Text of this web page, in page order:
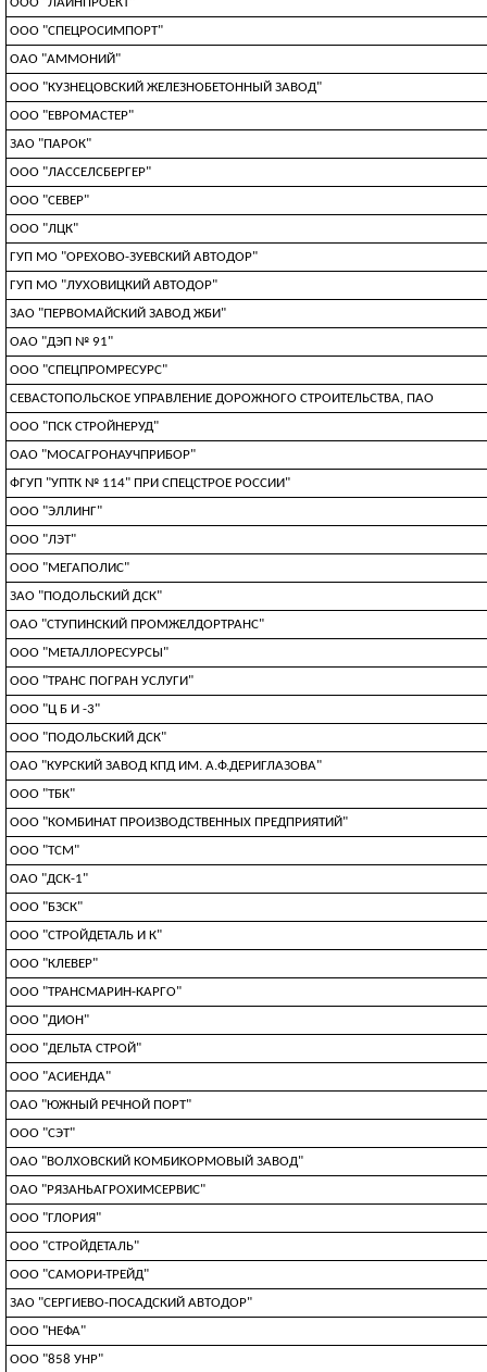
ООО "СПЕЦРОСИМПОРТ"
ОАО "АММОНИЙ"
ООО "КУЗНЕЦОВСКИЙ ЖЕЛЕЗНОБЕТОННЫЙ ЗАВОД"
ООО "ЕВРОМАСТЕР"
ЗАО "ПАРОК"
ООО "ЛАССЕЛСБЕРГЕР"
ООО "СЕВЕР"
ООО "ЛЦК"
ГУП МО "ОРЕХОВО-ЗУЕВСКИЙ АВТОДОР"
ГУП МО "ЛУХОВИЦКИЙ АВТОДОР"
ЗАО "ПЕРВОМАЙСКИЙ ЗАВОД ЖБИ"
ОАО "ДЭП № 91"
ООО "СПЕЦПРОМРЕСУРС"
СЕВАСТОПОЛЬСКОЕ УПРАВЛЕНИЕ ДОРОЖНОГО СТРОИТЕЛЬСТВА, ПАО
ООО "ПСК СТРОЙНЕРУД"
ОАО "МОСАГРОНАУЧПРИБОР"
ФГУП "УПТК № 114" ПРИ СПЕЦСТРОЕ РОССИИ"
ООО "ЭЛЛИНГ"
ООО "ЛЭТ"
ООО "МЕГАПОЛИС"
ЗАО "ПОДОЛЬСКИЙ ДСК"
ОАО "СТУПИНСКИЙ ПРОМЖЕЛДОРТРАНС"
ООО "МЕТАЛЛОРЕСУРСЫ"
ООО "ТРАНС ПОГРАН УСЛУГИ"
ООО "Ц Б И -3"
ООО "ПОДОЛЬСКИЙ ДСК"
ОАО "КУРСКИЙ ЗАВОД КПД ИМ. А.Ф.ДЕРИГЛАЗОВА"
ООО "ТБК"
ООО "КОМБИНАТ ПРОИЗВОДСТВЕННЫХ ПРЕДПРИЯТИЙ"
ООО "ТСМ"
ОАО "ДСК-1"
ООО "БЗСК"
ООО "СТРОЙДЕТАЛЬ И К"
ООО "КЛЕВЕР"
ООО "ТРАНСМАРИН-КАРГО"
ООО "ДИОН"
ООО "ДЕЛЬТА СТРОЙ"
ООО "АСИЕНДА"
ОАО "ЮЖНЫЙ РЕЧНОЙ ПОРТ"
ООО "СЭТ"
ОАО "ВОЛХОВСКИЙ КОМБИКОРМОВЫЙ ЗАВОД"
ОАО "РЯЗАНЬАГРОХИМСЕРВИС"
ООО "ГЛОРИЯ"
ООО "СТРОЙДЕТАЛЬ"
ООО "САМОРИ-ТРЕЙД"
ЗАО "СЕРГИЕВО-ПОСАДСКИЙ АВТОДОР"
ООО "НЕФА"
ООО "858 УНР"